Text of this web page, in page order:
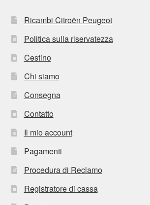
Ricambi Citroën Peugeot
Politica sulla riservatezza
Cestino
Chi siamo
Consegna
Contatto
Il mio account
Pagamenti
Procedura di Reclamo
Registratore di cassa